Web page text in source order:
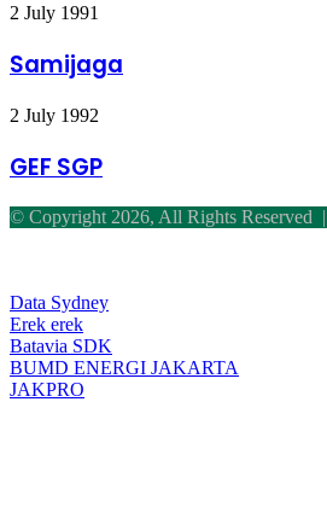
Samijaga
2 July 1991
Samijaga
GEF
2 July 1992
GEF SGP
© Copyright 2026, All Rights Reserved |
top
button
Data Sydney
Erek erek
Batavia SDK
BUMD ENERGI JAKARTA
JAKPRO